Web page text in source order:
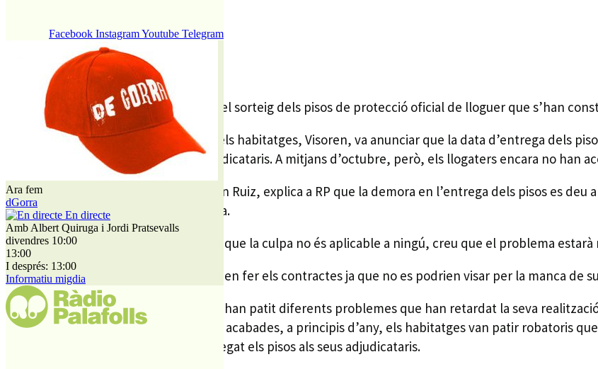
Facebook InstagramYoutube Telegram
Ara fem
dGorra
En directe
Amb Albert Quiruga i Jordi Pratsevalls
divendres 10:00
13:00
I després: 13:00
Informatiu migdia
17 OCTUBRE, 2012
El passat mes de juliol es va fer al MiD el sorteig dels pisos de protecció oficial de lloguer que s’han
Durant el sorteig l’empresa gestora dels habitatges, Visoren, va anunciar que la data d’entrega dels
els contractes de lloguer amb els adjudicataris. A mitjans d’octubre, però, els llogaters encara no han
El conseller delegat de Visoren, Ramon Ruiz, explica a RP que la demora en l’entrega dels pisos es
d’instal•lar l’estació elèctrica d’Endesa.
El responsable de Visoren, que afirma que la culpa no és aplicable a ningú, creu que el problema estarà
En aquest sentit explica que no es poden fer els contractes ja que no es podrien visar per la manca de
Els habitatges de protecció de lloguer han patit diferents problemes que han retardat la seva
finançament per fer les obres. Un cop acabades, a principis d’any, els habitatges van patir robatoris
fer al juliol i a hores d’ara no s’ha entregat els pisos als seus adjudicataris.